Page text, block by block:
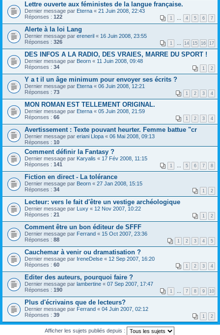
Lettre ouverte aux féministes de la langue française.
Dernier message par Eterna « 21 Juin 2008, 22:43
Réponses : 122 1 … 4 5 6 7
Alerte à la loi Lang
Dernier message par ereneril « 16 Juin 2008, 23:55
Réponses : 326 1 … 14 15 16 17
DES INFOS A LA RADIO, DES VRAIES, MARRE DU SPORT !
Dernier message par Beorn « 11 Juin 2008, 09:48
Réponses : 34 1 2
Y a t il un âge minimum pour envoyer ses écrits ?
Dernier message par Eterna « 06 Juin 2008, 12:21
Réponses : 73 1 2 3 4
MON ROMAN EST TELLEMENT ORIGINAL.
Dernier message par Eterna « 05 Juin 2008, 21:59
Réponses : 66 1 2 3 4
Avertissement : Texte pouvant heurter. Femme battue "cr
Dernier message par eriani Llopa « 06 Mai 2008, 09:13
Réponses : 10
Comment définir la Fantasy ?
Dernier message par Karyalis « 17 Fév 2008, 11:15
Réponses : 141 1 … 5 6 7 8
Fiction en direct - La tolérance
Dernier message par Beorn « 27 Jan 2008, 15:15
Réponses : 34 1 2
Lecteur: vers le fait d'être un vestige archéologique
Dernier message par Luxy « 12 Nov 2007, 10:22
Réponses : 21 1 2
Comment être un bon éditeur de SFFF
Dernier message par Ferrand « 15 Oct 2007, 23:36
Réponses : 88 1 2 3 4 5
Cauchemar à venir ou dramatisation ?
Dernier message par IreneDelse « 12 Sep 2007, 16:20
Réponses : 60 1 2 3 4
Editer des auteurs, pourquoi faire ?
Dernier message par lambertine « 07 Sep 2007, 17:47
Réponses : 190 1 … 7 8 9 10
Plus d'écrivains que de lecteurs?
Dernier message par Ferrand « 04 Juin 2007, 02:12
Réponses : 39 1 2
Afficher les sujets publiés depuis :